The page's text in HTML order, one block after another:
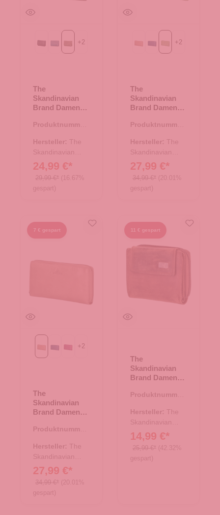
BlackBlueGreen
+2
The
Skandinavian
Brand Damen
Geldbörse Quer
Produktnummer:
Hersteller: The
Skandinavian
Brand
24,99 €*
29,99 €* (16.67%
gespart)
beigeblau grün
+2
The
Skandinavian
Brand Damen
Quer - grün
Produktnummer:
Hersteller: The
Skandinavian
Brand
27,99 €*
34,99 €* (20.01%
gespart)
7 € gespart
beigeblau fuchsia
+2
The
Skandinavian
Brand Damen
Quer - beige
Produktnummer:
Hersteller: The
Skandinavian
Brand
27,99 €*
34,99 €* (20.01%
gespart)
11 € gespart
The
Skandinavian
Brand Damen
Hunter - tan
Produktnummer:
Hersteller: The
Skandinavian
Brand
14,99 €*
25,99 €* (42.32%
gespart)